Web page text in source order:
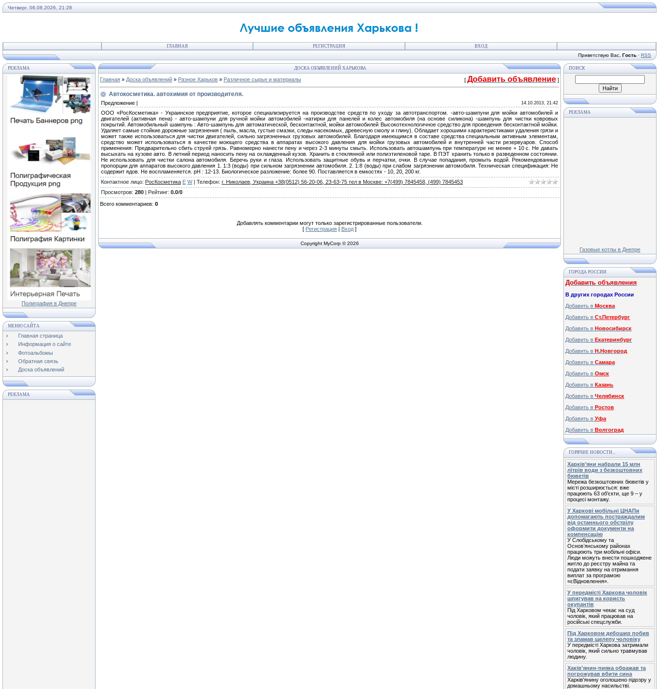
Четверг, 06.08.2026, 21:28
ГЛАВНАЯ РЕГИСТРАЦИЯ ВХОД
Приветствую Вас Гость · RSS
РЕКЛАМА
Полиграфия в Днепре
МЕНЮ САЙТА
Главная страница
Информация о сайте
Фотоальбомы
Обратная связь
Доска объявлений
РЕКЛАМА
ДОСКА ОБЪЯВЛЕНИЙ ХАРЬКОВА
Главная » Доска объявлений » Разное Харьков » Различное сырье и материалы [ Добавить объявление ]
Автокосметика. автохимия от производителя.
Предложение | 14.10.2013, 21:42
ООО «РосКосметика» - Украинское предприятие, которое специализируется на производстве средств по уходу за автотранспортом. -авто-шампуни для мойки автомобилей и
двигателей (активная пена) - авто-шампуни для ручной мойки автомобилей -натирки для панелей и колес автомобиля (на основе силикона) -шампунь для чистки ковровых
покрытий. Автомобильный шампунь : Авто-шампунь для автоматической, бесконтактной, мойки автомобилей Высокотехнологичное средство для проведения бесконтактной мойки.
Удаляет самые стойкие дорожные загрязнения ( пыль, масла, густые смазки, следы насекомых, древесную смолу и глину). Обладает хорошими характеристиками удаления грязи и
может также использоваться для чистки двигателей, сильно загрязненных грузовых автомобилей. Благодаря имеющимся в составе средства специальным активным элементам,
средство может использоваться в качестве моющего средства в аппаратах высокого давления для мойки грузовых автомобилей и внутренней части резервуаров. Способ
применения: Предварительно сбить струей грязь. Равномерно нанести пену и через 2-3 минуты смыть. Использовать автошампунь при температуре не менее + 10 с. Не давать
высыхать на кузове авто. В летний период наносить пену на охлажденный кузов. Хранить в стеклянной или полиэтиленовой таре. В ПЭТ хранить только в разведенном состоянии.
Не использовать для чистки салона автомобиля. Беречь руки и глаза. Использовать защитные обувь и перчатки, очки. В случае попадания, промыть водой. Рекомендованные
пропорции для аппаратов высокого давления 1. 1:3 (воды) при сильном загрязнении автомобиля. 2. 1:8 (воды) при слабом загрязнении автомобиля. Техническая спецификация: Не
содержит ядов. Не воспламеняется. pH : 12-13. Биологическое разложение: более 90. Поставляется в емкостях - 10, 20, 200 кг.
Контактное лицо: РосКосметика E W| Телефон: г. Николаев, Украина +38(0512) 56-20-06, 23-63-75 тел в Москве: +7(499) 7845458, (499) 7845453
Просмотров: 280 | Рейтинг: 0.0/0
Всего комментариев: 0
Добавлять комментарии могут только зарегистрированные пользователи.
[ Регистрация | Вход ]
Copyright MyCorp © 2026
ПОИСК
РЕКЛАМА
Газовые котлы в Днепре
ГОРОДА РОССИИ
Добавить объявления
В других городах России
Добавить в Москва
Добавить в Ст.Петербург
Добавить в Новосибирск
Добавить в Екатеринбург
Добавить в Н.Новгород
Добавить в Самара
Добавить в Омск
Добавить в Казань
Добавить в Челябинск
Добавить в Ростов
Добавить в Уфа
Добавить в Волгоград
ГОРЯЧИЕ НОВОСТИ...
Харків’яни набрали 15 млн
літрів води з безкоштовних
бюветів
Мережа безкоштовних бюветів у
місті розширюється: вже
працюють 63 об’єкти, ще 9 – у
процесі монтажу.
У Харкові мобільні ЦНАПи
допомагають постраждалим
від останнього обстрілу
оформити документи на
компенсацію
У Слобідському та
Основʼянському районах
працюють три мобільні офіси.
Люди можуть внести пошкоджене
житло до реєстру майна та
подати заявку на отримання
виплат за програмою
«єВідновлення».
У передмісті Харкова чоловік
шпигував на користь
окупантів
Під Харковом чекає на суд
чоловік, який працював на
російські спецслужби.
Під Харковом дебошир побив
та зламав щелепу чоловіку
У передмісті Харкова затримали
чоловік, який сильно травмував
людину.
Хаків'янин-пияка ображав та
погрожував вбити сина
Харків'янину оголошено підозру у
домашньому насильстві.